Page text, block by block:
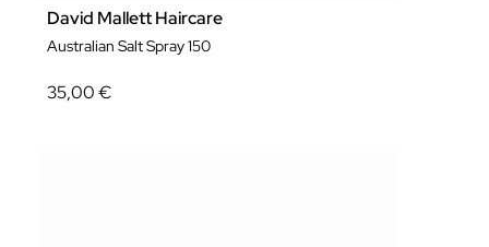
David Mallett Haircare
Australian Salt Spray 150
35,00 €